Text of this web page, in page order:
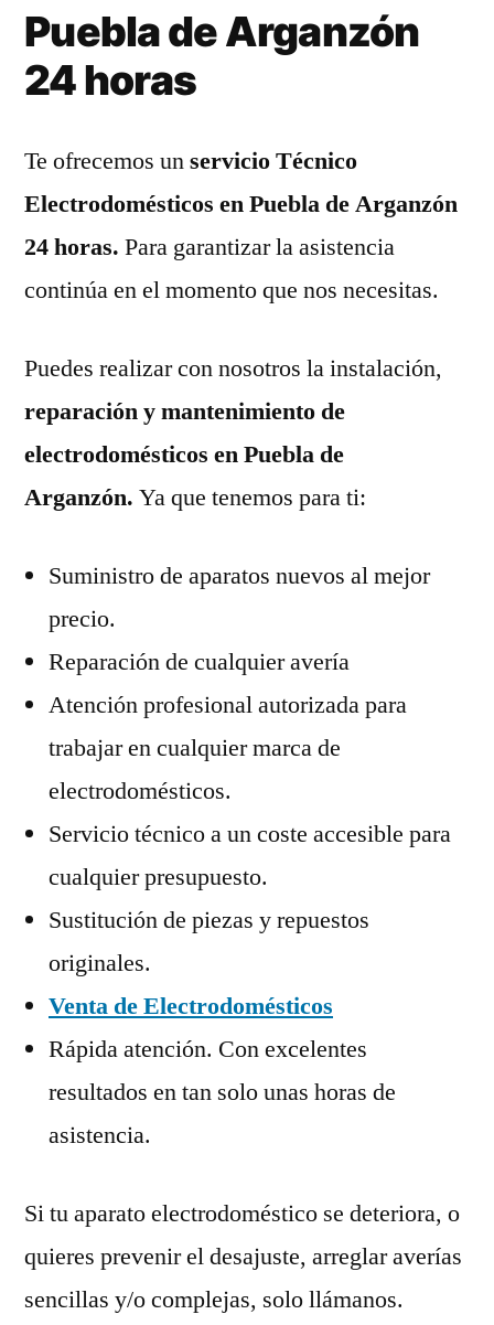
Puebla de Arganzón
24 horas
Te ofrecemos unservicio Técnico
Electrodomésticos en Puebla de Arganzón
24 horas. Para garantizar la asistencia
continúa en el momento que nos necesitas.
Puedes realizar con nosotros la instalación,
reparación y mantenimiento de
electrodomésticos en Puebla de
Arganzón. Ya que tenemos para ti:
Suministro de aparatos nuevos al mejor
precio.
Reparación de cualquier avería
Atención profesional autorizada para
trabajar en cualquier marca de
electrodomésticos.
Servicio técnico a un coste accesible para
cualquier presupuesto.
Sustitución de piezas y repuestos
originales.
Venta de Electrodomésticos
Rápida atención. Con excelentes
resultados en tan solo unas horas de
asistencia.
Si tu aparato electrodoméstico se deteriora, o
quieres prevenir el desajuste, arreglar averías
sencillas y/o complejas, solo llámanos.